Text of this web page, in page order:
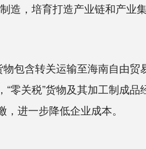
，培育打造产业链和产业
含转关运输至海南自由贸
关税”货物及其加工制成
进一步降低企业成本。